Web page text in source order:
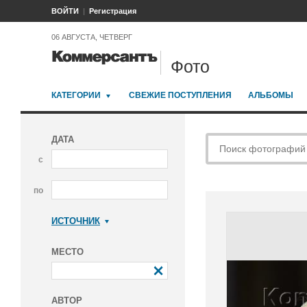
ВОЙТИ Регистрация
06 АВГУСТА, ЧЕТВЕРГ
Фото
КАТЕГОРИИ СВЕЖИЕ ПОСТУПЛЕНИЯ АЛЬБОМЫ
ДАТА
с
по
ИСТОЧНИК
МЕСТО
АВТОР